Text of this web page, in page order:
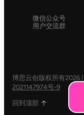
微信公众号
用户交流群
博思云创版权所有2026
2021147974号-9
回到顶部